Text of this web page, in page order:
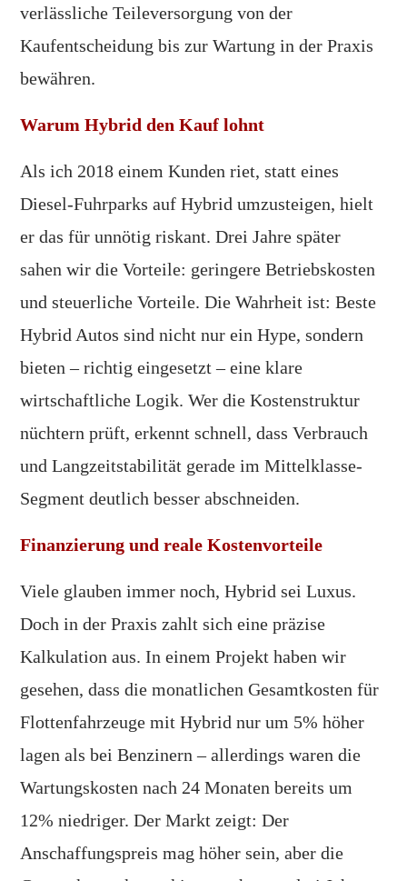
verlässliche Teileversorgung von der
Kaufentscheidung bis zur Wartung in der Praxis
bewähren.
Warum Hybrid den Kauf lohnt
Als ich 2018 einem Kunden riet, statt eines
Diesel-Fuhrparks auf Hybrid umzusteigen, hielt
er das für unnötig riskant. Drei Jahre später
sahen wir die Vorteile: geringere Betriebskosten
und steuerliche Vorteile. Die Wahrheit ist: Beste
Hybrid Autos sind nicht nur ein Hype, sondern
bieten – richtig eingesetzt – eine klare
wirtschaftliche Logik. Wer die Kostenstruktur
nüchtern prüft, erkennt schnell, dass Verbrauch
und Langzeitstabilität gerade im Mittelklasse-
Segment deutlich besser abschneiden.
Finanzierung und reale Kostenvorteile
Viele glauben immer noch, Hybrid sei Luxus.
Doch in der Praxis zahlt sich eine präzise
Kalkulation aus. In einem Projekt haben wir
gesehen, dass die monatlichen Gesamtkosten für
Flottenfahrzeuge mit Hybrid nur um 5% höher
lagen als bei Benzinern – allerdings waren die
Wartungskosten nach 24 Monaten bereits um
12% niedriger. Der Markt zeigt: Der
Anschaffungspreis mag höher sein, aber die